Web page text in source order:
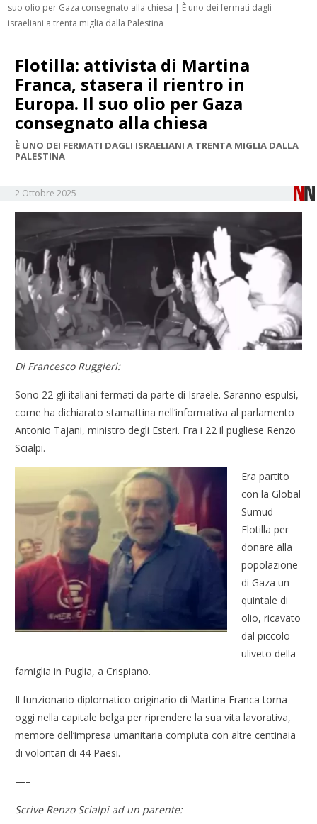
suo olio per Gaza consegnato alla chiesa | È uno dei fermati dagli
israeliani a trenta miglia dalla Palestina
Flotilla: attivista di Martina
Franca, stasera il rientro in
Europa. Il suo olio per Gaza
consegnato alla chiesa
È UNO DEI FERMATI DAGLI ISRAELIANI A TRENTA MIGLIA DALLA
PALESTINA
2 Ottobre 2025
Di Francesco Ruggieri:
Sono 22 gli italiani fermati da parte di Israele. Saranno espulsi,
come ha dichiarato stamattina nell’informativa al parlamento
Antonio Tajani, ministro degli Esteri. Fra i 22 il pugliese Renzo
Scialpi.
Era partito
con la Global
Sumud
Flotilla per
donare alla
popolazione
di Gaza un
quintale di
olio, ricavato
dal piccolo
uliveto della
famiglia in Puglia, a Crispiano.
Il funzionario diplomatico originario di Martina Franca torna
oggi nella capitale belga per riprendere la sua vita lavorativa,
memore dell’impresa umanitaria compiuta con altre centinaia
di volontari di 44 Paesi.
—–
Scrive Renzo Scialpi ad un parente: